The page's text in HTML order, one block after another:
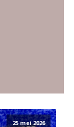
25 mei 2026